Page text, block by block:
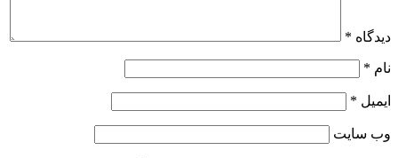
دیدگاه *
نام *
ایمیل *
وب‌ سایت